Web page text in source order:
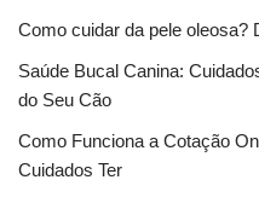
Como cuidar da pele oleosa?
Saúde Bucal Canina:
do Seu Cão
Como Funciona a Cotação
Cuidados Ter